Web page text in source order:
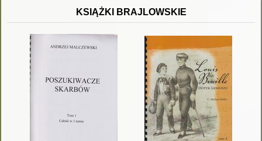
KSIĄŻKI BRAJLOWSKIE